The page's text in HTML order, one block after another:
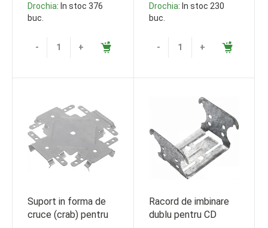
Drochia: In stoc 376
buc.
- +
Drochia: In stoc 230
buc.
- +
Suport in forma de
cruce (crab) pentru
Racord de imbinare
dublu pentru CD